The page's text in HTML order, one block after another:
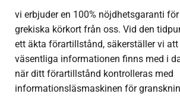
vi erbjuder en 100% nöjdhetsgaranti
grekiska körkort från oss. Vid den
ett äkta förartillstånd, säkerställer vi att
väsentliga informationen finns med i
när ditt förartillstånd kontrolleras med
informationsläsmaskinen för